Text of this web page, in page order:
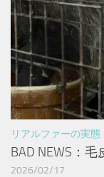
リアルファーの実態
BAD NEWS：
2026/02/17